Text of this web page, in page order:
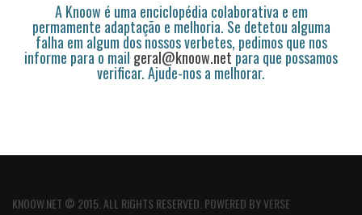
A Knoow é uma enciclopédia colaborativa e em
permamente adaptação e melhoria. Se detetou alguma
falha em algum dos nossos verbetes, pedimos que nos
informe para o mail geral@knoow.netpara que possamos
verificar. Ajude-nos a melhorar.
KNOOW.NET © 2015. ALL RIGHTS RESERVED. POWERED BYVERSE